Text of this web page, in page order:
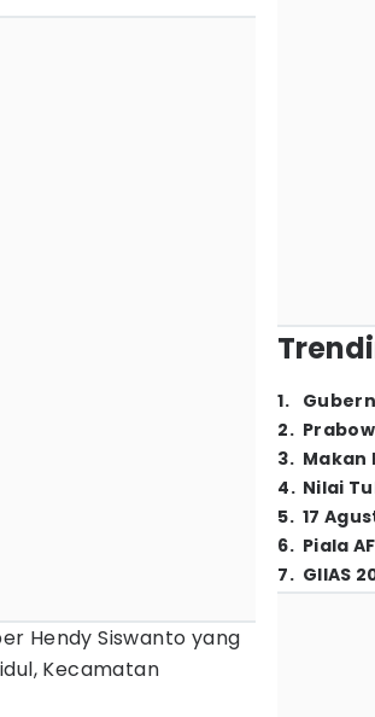
Hendy Siswanto yang
Kecamatan
1.
2.
3. Makan
4. Nilai
5. 17
6. Piala
7. GIIAS